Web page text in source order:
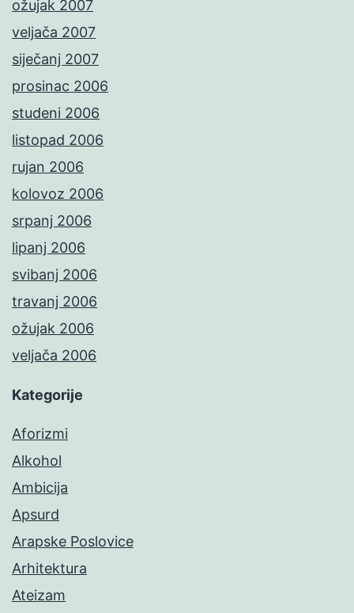
ožujak 2007
veljača 2007
siječanj 2007
prosinac 2006
studeni 2006
listopad 2006
rujan 2006
kolovoz 2006
srpanj 2006
lipanj 2006
svibanj 2006
travanj 2006
ožujak 2006
veljača 2006
Kategorije
Aforizmi
Alkohol
Ambicija
Apsurd
Arapske Poslovice
Arhitektura
Ateizam